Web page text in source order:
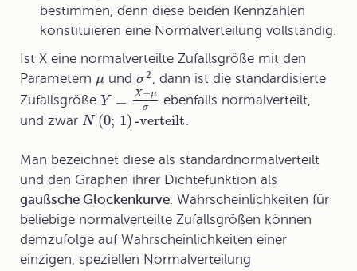
bestimmen, denn diese beiden Kennzahlen
konstituieren eine Normalverteilung vollständig.
Ist X eine normalverteilte Zufallsgröße mit den
Parametern μ undσ2 , dann ist die standardisierte
Zufallsgröße Y = X−μ
σ
ebenfalls normalverteilt,
und zwar N (0; 1)-verteilt.
Man bezeichnet diese als standardnormalverteilt
und den Graphen ihrer Dichtefunktion als
gaußsche Glockenkurve. Wahrscheinlichkeiten für
beliebige normalverteilte Zufallsgrößen können
demzufolge auf Wahrscheinlichkeiten einer
einzigen, speziellen Normalverteilung